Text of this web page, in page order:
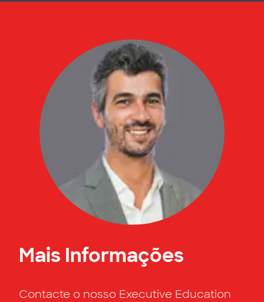
Mais Informações
Contacte o nosso Executive Education